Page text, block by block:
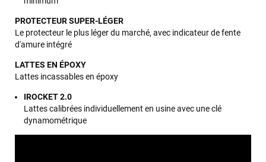
PROTECTEUR SUPER-LÉGER
Le protecteur le plus léger du marché, avec indicateur de fente
d'amure intégré
LATTES EN ÉPOXY
Lattes incassables en époxy
IROCKET 2.0
Lattes calibrées individuellement en usine avec une clé
dynamométrique